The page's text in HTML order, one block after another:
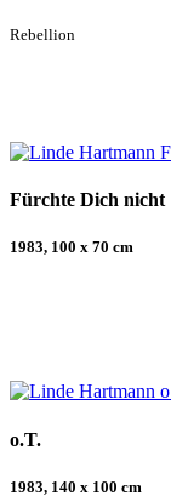
Rebellion
Fürchte Dich nicht
1983, 100 x 70 cm
o.T.
1983, 140 x 100 cm